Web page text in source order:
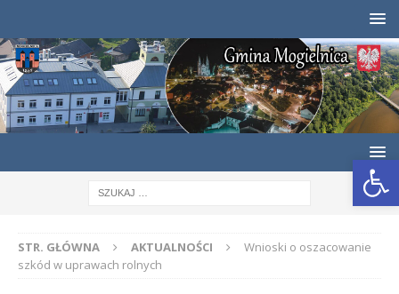
Otwórz pasek narzędzi
STR. GŁÓWNA AKTUALNOŚCI
Wnioski o oszacowanie
szkód w uprawach rolnych